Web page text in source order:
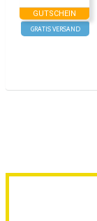
GUTSCHEIN
GRATIS VERSAND